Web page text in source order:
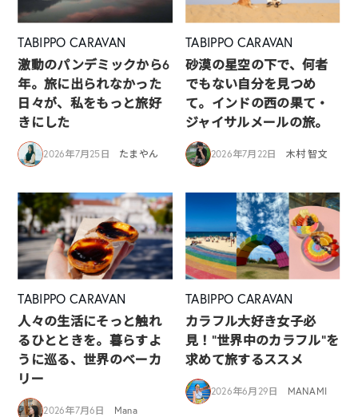
TABIPPO CARAVAN
激動のパンデミックから6
年。旅に出られなかった
日々が、私をもっと旅好
きにした
2026年7月25日 たまやん
TABIPPO CARAVAN
砂漠の星空の下で、何者
でもない自分を見つめ
て。インドの西の果て・
ジャイサルメールの旅。
2026年7月22日 木村 智文
TABIPPO CARAVAN
人々の生活にそっと触れ
るひとときを。暮らすよ
うに巡る、世界のベーカ
リー
2026年7月6日 Mana
TABIPPO CARAVAN
カラフル大好き女子必
見！”世界中のカラフル”を
求めて旅するススメ
2026年6月29日 MANAMI